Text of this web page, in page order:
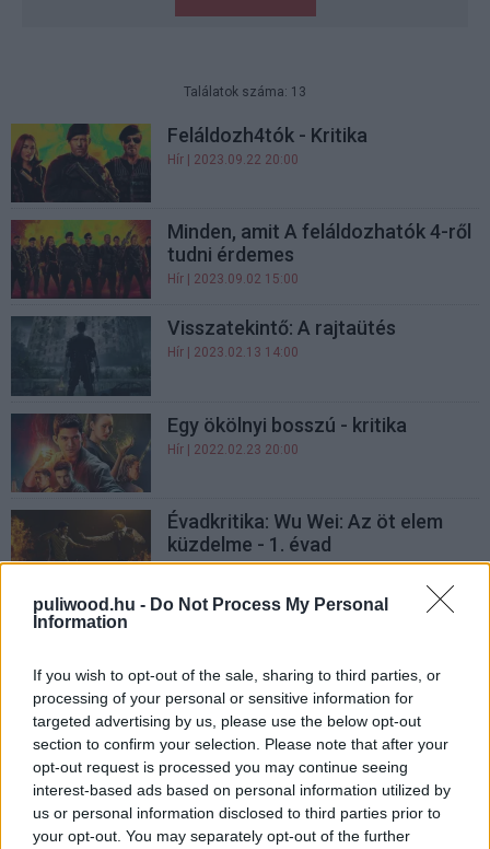
puliwood.hu - Do Not Process My Personal
Information
If you wish to opt-out of the sale, sharing to third parties, or
processing of your personal or sensitive information for
targeted advertising by us, please use the below opt-out
section to confirm your selection. Please note that after your
opt-out request is processed you may continue seeing
interest-based ads based on personal information utilized by
us or personal information disclosed to third parties prior to
your opt-out. You may separately opt-out of the further
Találatok száma: 13
Feláldozh4tók - Kritika
Hír | 2023.09.22 20:00
Minden, amit A feláldozhatók 4-ről
tudni érdemes
Hír | 2023.09.02 15:00
Visszatekintő: A rajtaütés
Hír | 2023.02.13 14:00
Egy ökölnyi bosszú - kritika
Hír | 2022.02.23 20:00
Évadkritika: Wu Wei: Az öt elem
küzdelme - 1. évad
Hír| 2022.02.16 20:00
Filmként folytatódik a Wu
Michael Bay készíti A rajtaütés
remake-et a Netflixre
Hír| 2022.01.11 12:00
A rajtaütés főszereplője lesz A
feláldozhatók 4. főgonosza